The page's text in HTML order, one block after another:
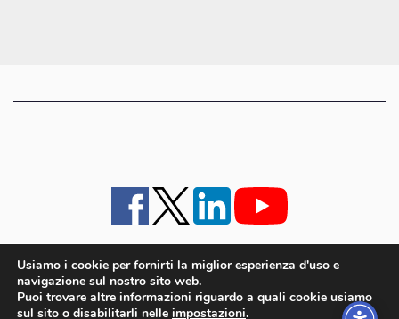
iMagazine · contatti e staff · lavora con noi
Cookie policy UE
Usiamo i cookie per fornirti la miglior esperienza d'uso e
navigazione sul nostro sito web.
Puoi trovare altre informazioni riguardo a quali cookie usiamo
sul sito o disabilitarli nelle impostazioni.